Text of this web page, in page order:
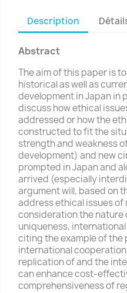
Description
Abstract
The aim of this paper is
historical as well as
development in Japan in
discuss how ethical
addressed or how the
constructed to fit the
strength and weakness
development) and new
prompted in Japan and
arrived (especially
argument will, based on
address ethical issues
consideration the nature
uniqueness,
citing the example of the
international
replication of and the
can enhance cost-
comprehensiveness of